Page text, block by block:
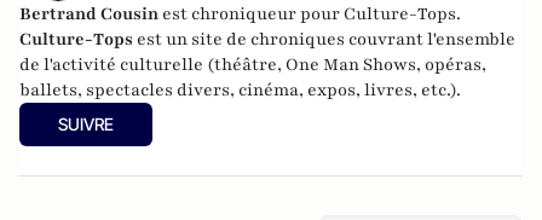
Bertrand Cousin est chroniqueur pour Culture-Tops.
Culture-Tops est un site de chroniques couvrant l'ensemble
de l'activité culturelle (théâtre, One Man Shows, opéras,
ballets, spectacles divers, cinéma, expos, livres, etc.).
SUIVRE